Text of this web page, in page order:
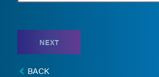
NEXT
BACK